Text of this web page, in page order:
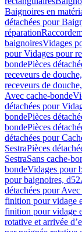
Baignoires en
détachées pour
réparation
baignoiresVidages
pour Vidages pour
bondePièces
receveurs de
receveurs de
Avec cache-bonde
détachées pour
bondePièces
bondePièces
détachées pour
SestraPièces
SestraSans cache-
bondeVidages pour
pour baignoires, d52
détachées pour
finition pour vidage
finition pour vidage
rotative et arrivée